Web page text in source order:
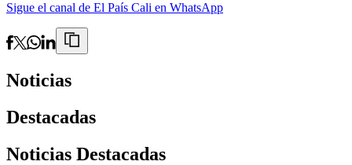
Sigue el canal de El País Cali en WhatsApp
Noticias
Destacadas
Noticias Destacadas